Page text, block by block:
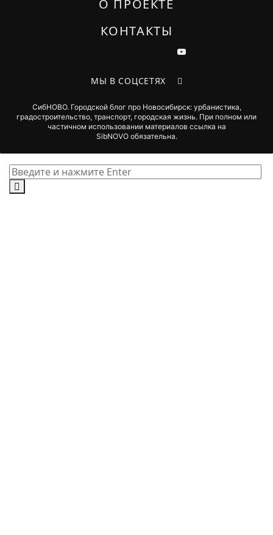
О ПРОЕКТЕ
КОНТАКТЫ
МЫ В СОЦСЕТЯХ
СибНОВО. Городской блог про Новосибирск: урбанистика,
градостроительство, транспорт, городская жизнь. При полном или
частичном использовании материалов ссылка на
SibNOVO обязательна.